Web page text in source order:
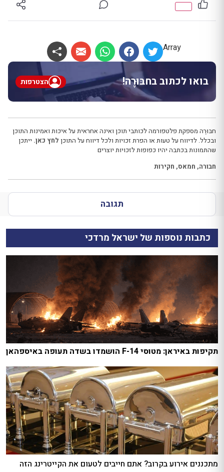
Array
בואו לכתוב בחבּוּרֶה! הצטרפות
חבּוּרֶה מספקת פלטפורמה לכותבי תוכן ואינה אחראית על איכות ואמינות התוכן
ובכלל. לדיווח על טעות או הפרת זכויות ולכל דיווח על התוכן לחץ כאן. ייתכן
שהתמונות בכתבה יהיו כפופות לזכויות יוצרים
חבורה, חמאס, חקירות
תגובה
כתבות נוספות של ישראל מרדכי
תקיפות באיראן: מטוסי F-14 הושמדו בשדה תעופה באיספהאן
מתכננים אירוע בקרוב? אתם חייבים לטעום את הקייטרינג הזה